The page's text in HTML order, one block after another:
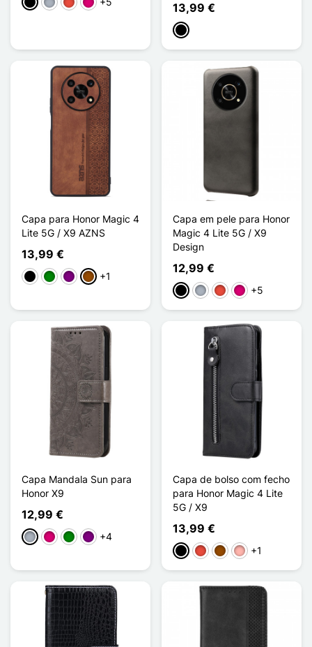
PretoCinzentoVermelho
Magenta 13,99 €
Preto
Capa para Honor Magic 4
Lite 5G / X9 AZNS
13,99 €
PretoVerdePúrpuraCastanho
+1
Capa em pele para Honor
Magic 4 Lite 5G / X9
Design
12,99 €
PretoCinzentoVermelho
Magenta
+5
Capa Mandala Sun para
Honor X9
12,99 €
CinzentoMagenta
VerdePúrpura
+4
Capa de bolso com fecho
para Honor Magic 4 Lite
5G / X9
13,99 €
PretoVermelhoCastanho
Ouro rosa
+1